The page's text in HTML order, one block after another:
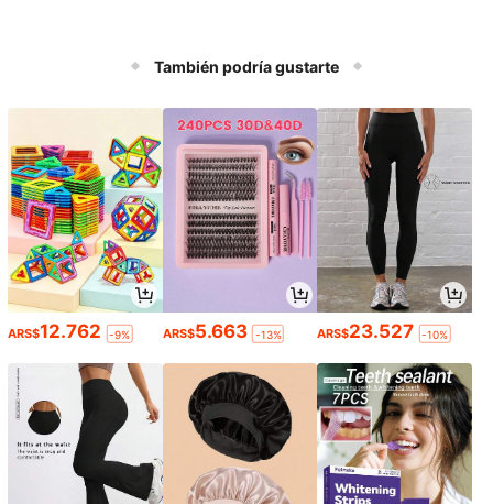
También podría gustarte
ARS$12.762 -9% ARS$5.663 -13% ARS$23.527 -10%